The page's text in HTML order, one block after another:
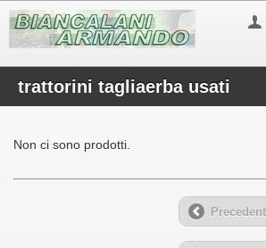
trattorini tagliaerba usati
Non ci sono prodotti.